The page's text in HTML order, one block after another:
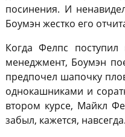
посинения. И
Боумэн жестко его
Когда Фелпс
менеджмент, Боумэн
предпочел шапочку
однокашниками и
втором курсе, Майкл
забыл, кажется, навсегда.